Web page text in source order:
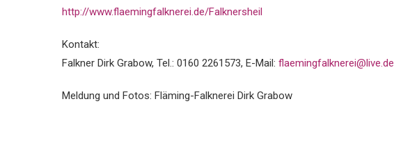
http://www.flaemingfalknerei.de/Falknersheil
Kontakt:
Falkner Dirk Grabow, Tel.: 0160 2261573, E-Mail: flaemingfalknerei@live.de
Meldung und Fotos: Fläming-Falknerei Dirk Grabow